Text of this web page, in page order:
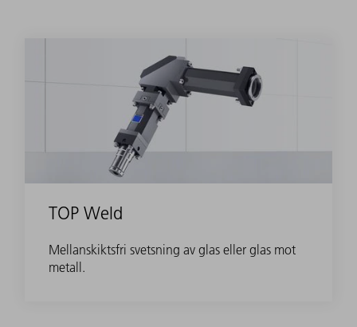
TOP Weld
Mellanskiktsfri svetsning av glas eller glas mot
metall.